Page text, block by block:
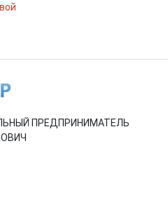
ПРЕДПРИНИМАТЕЛЬ